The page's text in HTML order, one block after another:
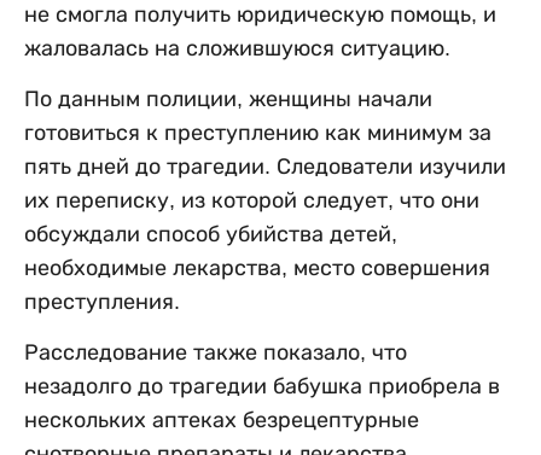
не смогла получить юридическую помощь, и
жаловалась на сложившуюся ситуацию.
По данным полиции, женщины начали
готовиться к преступлению как минимум за
пять дней до трагедии. Следователи изучили
их переписку, из которой следует, что они
обсуждали способ убийства детей,
необходимые лекарства, место совершения
преступления.
Расследование также показало, что
незадолго до трагедии бабушка приобрела в
нескольких аптеках безрецептурные